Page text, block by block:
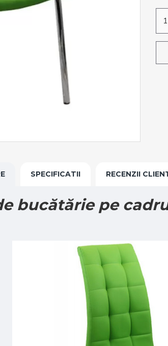
SPECIFICATII RECENZII
bucătărie pe